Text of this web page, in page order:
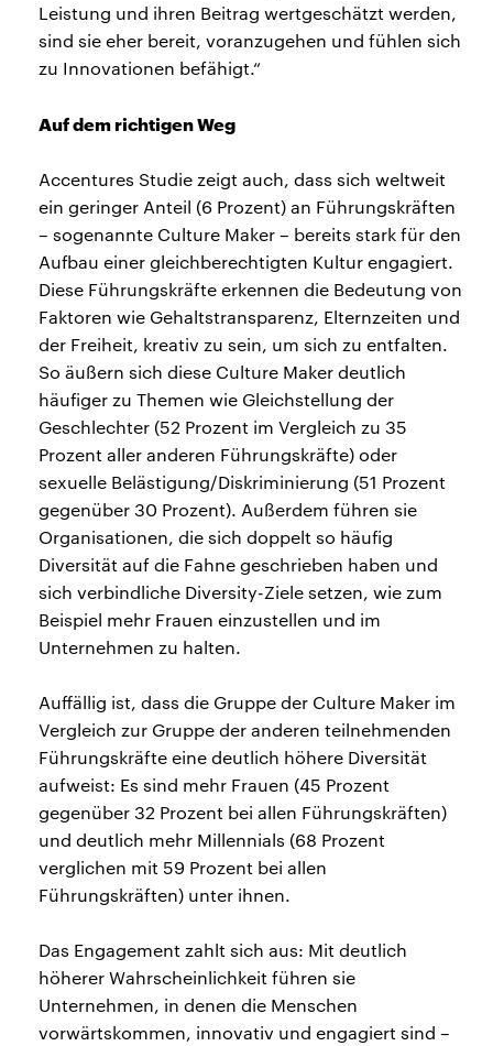
Leistung und ihren Beitrag wertgeschätzt werden,
sind sie eher bereit, voranzugehen und fühlen sich
zu Innovationen befähigt.“
Auf dem richtigen Weg
Accentures Studie zeigt auch, dass sich weltweit
ein geringer Anteil (6 Prozent) an Führungskräften
– sogenannte Culture Maker – bereits stark für den
Aufbau einer gleichberechtigten Kultur engagiert.
Diese Führungskräfte erkennen die Bedeutung von
Faktoren wie Gehaltstransparenz, Elternzeiten und
der Freiheit, kreativ zu sein, um sich zu entfalten.
So äußern sich diese Culture Maker deutlich
häufiger zu Themen wie Gleichstellung der
Geschlechter (52 Prozent im Vergleich zu 35
Prozent aller anderen Führungskräfte) oder
sexuelle Belästigung/Diskriminierung (51 Prozent
gegenüber 30 Prozent). Außerdem führen sie
Organisationen, die sich doppelt so häufig
Diversität auf die Fahne geschrieben haben und
sich verbindliche Diversity-Ziele setzen, wie zum
Beispiel mehr Frauen einzustellen und im
Unternehmen zu halten.
Auffällig ist, dass die Gruppe der Culture Maker im
Vergleich zur Gruppe der anderen teilnehmenden
Führungskräfte eine deutlich höhere Diversität
aufweist: Es sind mehr Frauen (45 Prozent
gegenüber 32 Prozent bei allen Führungskräften)
und deutlich mehr Millennials (68 Prozent
verglichen mit 59 Prozent bei allen
Führungskräften) unter ihnen.
Das Engagement zahlt sich aus: Mit deutlich
höherer Wahrscheinlichkeit führen sie
Unternehmen, in denen die Menschen
vorwärtskommen, innovativ und engagiert sind –